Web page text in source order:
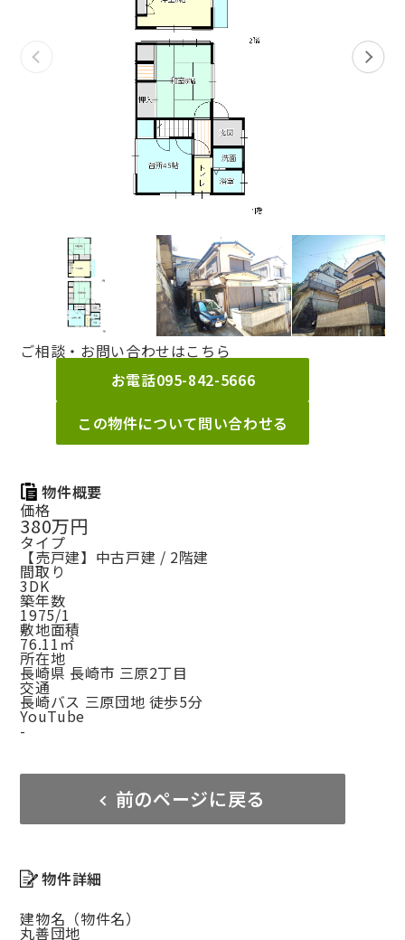
ご相談・お問い合わせはこちら
お電話095-842-5666
この物件について問い合わせる
物件概要
価格
380万円
タイプ
【売戸建】中古戸建 / 2階建
間取り
3DK
築年数
1975/1
敷地面積
76.11㎡
所在地
長崎県 長崎市 三原2丁目
交通
長崎バス 三原団地 徒歩5分
YouTube
-
前のページに戻る
物件詳細
建物名（物件名）
丸善団地